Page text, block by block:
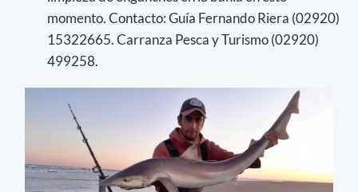
momento. Contacto: Guía Fernando Riera (02920)
15322665. Carranza Pesca y Turismo (02920)
499258.